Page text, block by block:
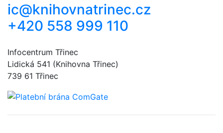
ic@knihovnatrinec.cz
+420 558 999 110
Infocentrum Třinec
Lidická 541 (Knihovna Třinec)
739 61 Třinec